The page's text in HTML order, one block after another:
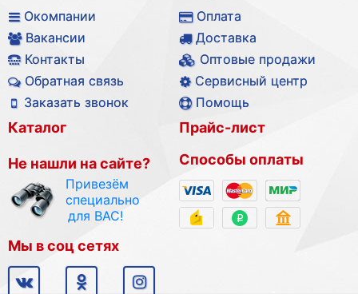
Окомпании
Вакансии
Контакты
Обратная связь
Заказать звонок
Оплата
Доставка
Оптовые продажи
Сервисный центр
Помощь
Каталог
Не нашли на сайте?
Привезём
специально
для ВАС!
Прайс-лист
Способы оплаты
Мы в соц сетях